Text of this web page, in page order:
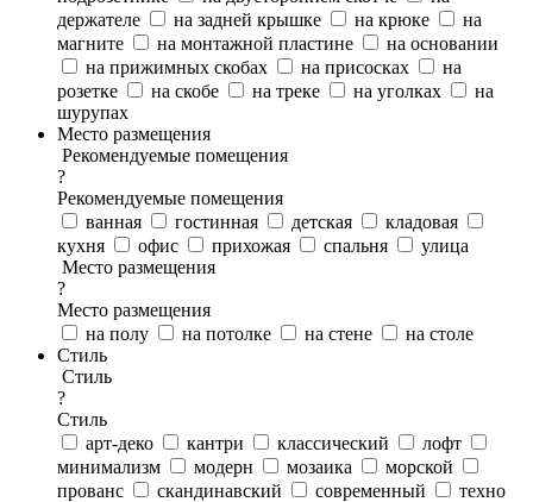
держателе
на задней крышке на крюке
на
магните
на монтажной пластине
на основании
на прижимных скобах
на присосках
на
розетке
на скобе на треке на уголках
на
шурупах
Место размещения
Рекомендуемые помещения
?
Рекомендуемые помещения
ванная
гостинная детская
кладовая
кухня
офис прихожая спальня
улица
Место размещения
?
Место размещения
на полу
на потолке на стене
на столе
Стиль
Стиль
?
Стиль
арт-деко
кантри классический
лофт
минимализм
модерн мозаика
морской
прованс
скандинавский современный
техно